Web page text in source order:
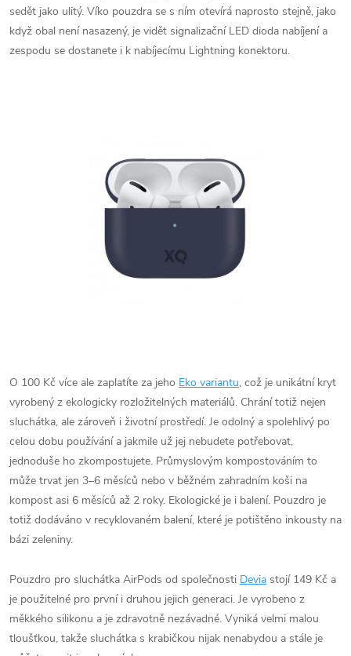
sedět jako ulitý. Víko pouzdra se s ním otevírá naprosto stejně, jako
když obal není nasazený, je vidět signalizační LED dioda nabíjení a
zespodu se dostanete i k nabíjecímu Lightning konektoru.
O 100 Kč více ale zaplatíte za jeho Eko variantu, což je unikátní kryt
vyrobený z ekologicky rozložitelných materiálů. Chrání totiž nejen
sluchátka, ale zároveň i životní prostředí. Je odolný a spolehlivý po
celou dobu používání a jakmile už jej nebudete potřebovat,
jednoduše ho zkompostujete. Průmyslovým kompostováním to
může trvat jen 3–6 měsíců nebo v běžném zahradním koši na
kompost asi 6 měsíců až 2 roky. Ekologické je i balení. Pouzdro je
totiž dodáváno v recyklovaném balení, které je potištěno inkousty na
bázi zeleniny.
Pouzdro pro sluchátka AirPods od společnosti Devia stojí 149 Kč a
je použitelné pro první i druhou jejich generaci. Je vyrobeno z
měkkého silikonu a je zdravotně nezávadné. Vyniká velmi malou
tloušťkou, takže sluchátka s krabičkou nijak nenabydou a stále je